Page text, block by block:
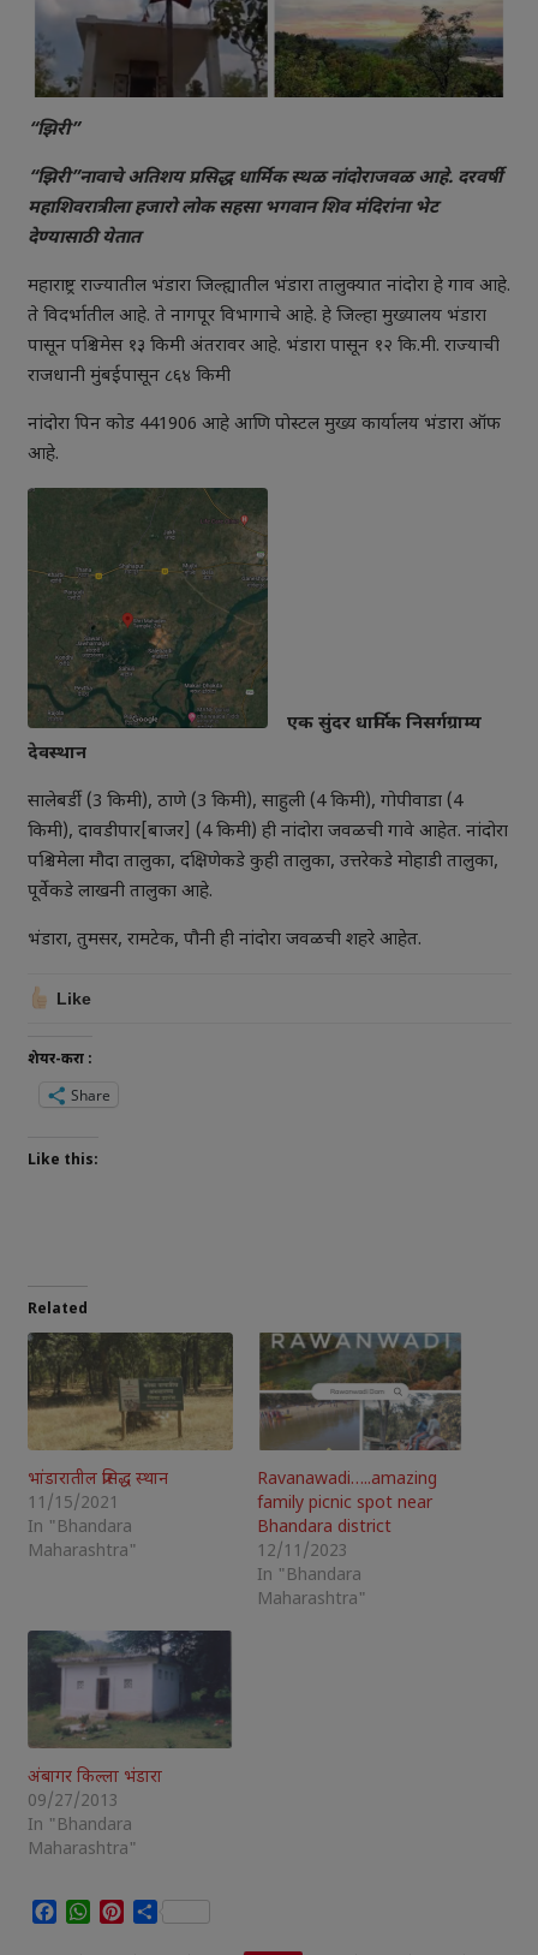
“झिरी”
“झिरी”नावाचे अतिशय प्रसिद्ध धार्मिक स्थळ नांदोराजवळ आहे. दरवर्षी
महाशिवरात्रीला हजारो लोक सहसा भगवान शिव मंदिरांना भेट
देण्यासाठी येतात
महाराष्ट्र राज्यातील भंडारा जिल्ह्यातील भंडारा तालुक्यात नांदोरा हे गाव आहे.
ते विदर्भातील आहे. ते नागपूर विभागाचे आहे. हे जिल्हा मुख्यालय भंडारा
पासून पश्चिमेस १३ किमी अंतरावर आहे. भंडारा पासून १२ कि.मी. राज्याची
राजधानी मुंबईपासून ८६४ किमी
नांदोरा पिन कोड 441906 आहे आणि पोस्टल मुख्य कार्यालय भंडारा ऑफ
आहे.
एक सुंदर धार्मिक निसर्गग्राम्य
देवस्थान
सालेबर्डी (3 किमी), ठाणे (3 किमी), साहुली (4 किमी), गोपीवाडा (4
किमी), दावडीपार[बाजर] (4 किमी) ही नांदोरा जवळची गावे आहेत. नांदोरा
पश्चिमेला मौदा तालुका, दक्षिणेकडे कुही तालुका, उत्तरेकडे मोहाडी तालुका,
पूर्वेकडे लाखनी तालुका आहे.
भंडारा, तुमसर, रामटेक, पौनी ही नांदोरा जवळची शहरे आहेत.
Like
शेयर-करा :
Share
Like this:
Related
भांडारातील प्रसिद्ध स्थान
11/15/2021
In "Bhandara
Maharashtra"
Ravanawadi…..amazing
family picnic spot near
Bhandara district
12/11/2023
In "Bhandara
Maharashtra"
अंबागर किल्ला भंडारा
09/27/2013
In "Bhandara
Maharashtra"
Facebook
WhatsApp
Pinterest
Share